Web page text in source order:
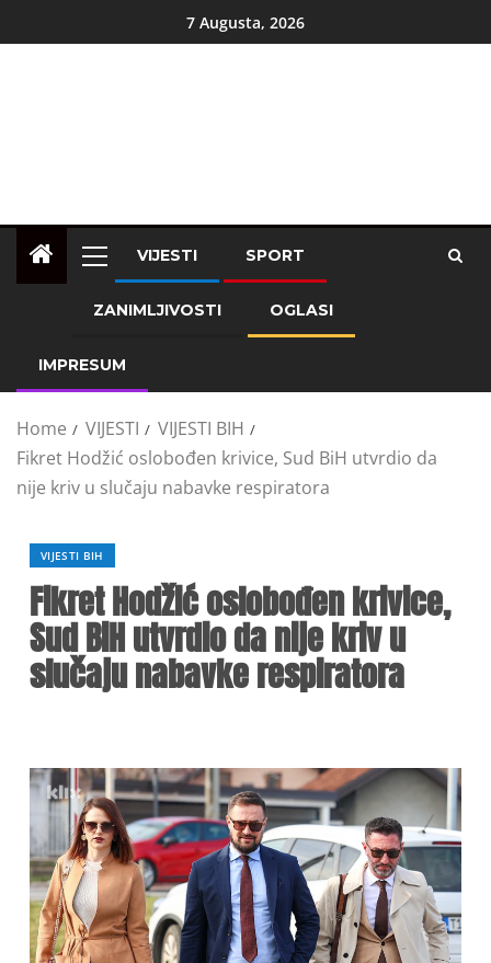
7 Augusta, 2026
VIJESTI SPORT
ZANIMLJIVOSTI OGLASI
IMPRESUM
Home VIJESTI
VIJESTI BIH
Fikret Hodžić oslobođen krivice, Sud BiH utvrdio da
nije kriv u slučaju nabavke respiratora
VIJESTI BIH
Fikret Hodžić oslobođen krivice,
Sud BiH utvrdio da nije kriv u
slučaju nabavke respiratora